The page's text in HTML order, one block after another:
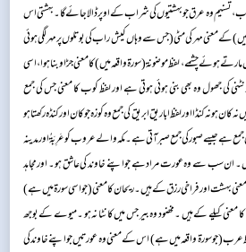
تسنیم وہ عرق جو بہشتیوں کی شراب کے اوپر ڈالا جائے گا ۔ بہشتی اس
) کے معنی مہر کی مٹی ( جس سے وہاں کیش راب کی بوتلوں پر مہر لگی ہوئی
ہوئے چشمے ، لفظ موضونۃ ( سورۃ واقعہ میں ) کا معنی جڑاو بنا ہوا ، اسی
کی جھول وہ بھی بنی ہوئی ہوتی ہے اور لفظ کوب کا معنی جس کی جمع
ہو نہ کنڈا اور لفظ اباریق ابریق کی جمع وہ کوزہ جو کان اور کنڈہ رکھتا ہو
ہے جیسے صبور کی جمع صبر آتی ہے ۔ مکہ والے عروب کو عَرِبَۃُ اور مدینہ
۔ ان سب سے وہ عورت مراد ہے جو اپنے خاوند کی عاشق ہو ۔ اور مجاہد
بہشت اور فراخی رزق کے ہیں ۔ ریحان کا معنی ( جو اسی سورۃ میں ہے )
معنی کیلے کے ہیں ۔ مخضود وہ بیر جس میں کانٹا نہ ہو ۔ میوے کے بوجھ
( جو سورۃ واقعہ میں ہے ) اس کے معنی وہ عورتیں جو اپنے خاوند کی